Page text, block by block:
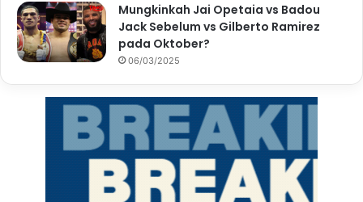
Mungkinkah Jai Opetaia vs Badou
Jack Sebelum vs Gilberto Ramirez
pada Oktober?
06/03/2025